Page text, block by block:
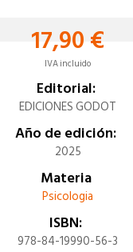
17,90 €
IVA incluido
Editorial:
EDICIONES GODOT
Año de edición:
2025
Materia
Psicologia
ISBN:
978-84-19990-56-3